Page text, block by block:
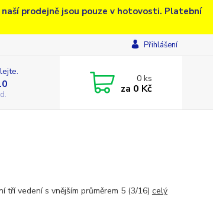
prodejně jsou pouze v hotovosti. Platební
Přihlášení
0ks
za 0 Kč
tří vedení s vnějším průměrem 5 (3/16) celý